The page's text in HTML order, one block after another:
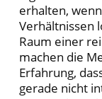
erhalten,
Verhältnissen
Raum einer
machen die
Erfahrung,
gerade nicht